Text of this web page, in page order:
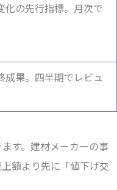
化の先行指標。月次で
成果。四半期でレビュ
す。建材メーカーの事
額より先に「値下げ交